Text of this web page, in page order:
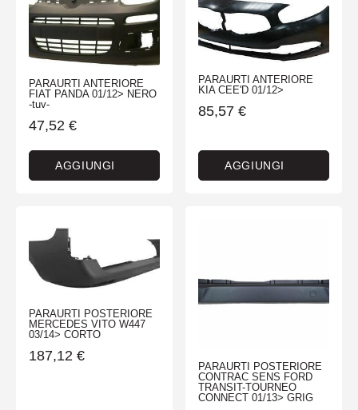
PARAURTI ANTERIORE
FIAT PANDA 01/12> NERO
-tuv-
47,52 €
AGGIUNGI
PARAURTI ANTERIORE
KIA CEE'D 01/12>
85,57 €
AGGIUNGI
PARAURTI POSTERIORE
MERCEDES VITO W447
03/14> CORTO
187,12 €
PARAURTI POSTERIORE
CONTRAC SENS FORD
TRANSIT-TOURNEO
CONNECT 01/13> GRIG